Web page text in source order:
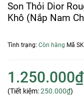
Son Thỏi Dior
Khô (Nắp Nam
Tình trạng: Còn hàng Mã
1.250.000₫
(Tiết kiệm:250.000₫)